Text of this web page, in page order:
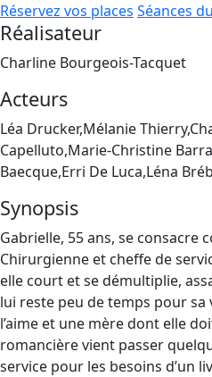
Réservez vos places Séances
Réalisateur
Charline Bourgeois-Tacquet
Acteurs
Léa Drucker,Mélanie
Capelluto,Marie-Christine
Baecque,Erri De Luca,Léna
Synopsis
Gabrielle, 55 ans, se consacre
Chirurgienne et cheffe de
elle court et se démultiplie,
lui reste peu de temps pour
l’aime et une mère dont elle
romancière vient passer
service pour les besoins d’un